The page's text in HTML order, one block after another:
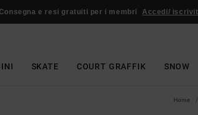
e resi gratuiti per i membri Accedi/
SKATE COURT GRAFFIK SNOW
Home